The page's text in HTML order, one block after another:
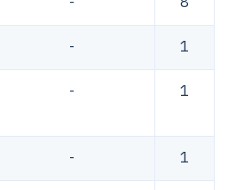
- 1
- 1
- 1